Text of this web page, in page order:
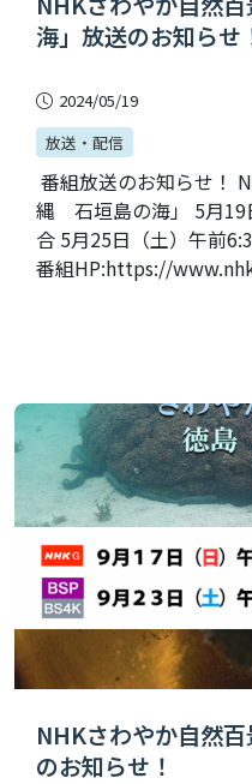
海」放送のお知らせ
2024/05/19
放送・配信
番組放送のお知らせ！
縄 石垣島の海」 5月
合 5月25日（土）午前
番組HP:https://
NHKさわやか自然
のお知らせ！